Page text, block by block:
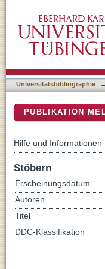
Universitätsbibliographie →
PUBLIKATION
Hilfe und Informationen
Stöbern
Erscheinungsdatum
Autoren
Titel
DDC-Klassifikation